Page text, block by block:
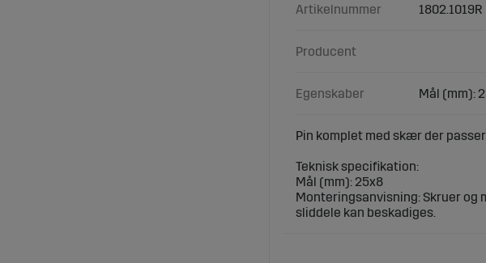
Artikelnummer 1802.1019R
Producent
Egenskaber Mål (mm):
Pin komplet med skær der
Teknisk specifikation:
Mål (mm): 25x8
Monteringsanvisning: Skruer
sliddele kan beskadiges.